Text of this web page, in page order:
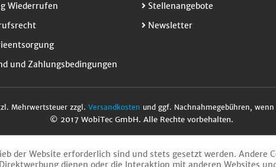
Wiederrufen
und Zahlungsbedingungen
Stellenangebote
Newsletter
Mehrwertsteuer zzgl. Versandkosten und ggf. Nachnahmegebühren,
© 2017 WobiTec GmbH. Alle Rechte vorbehalten.
der Website erforderlich sind und stets gesetzt werden. Andere
dienen oder die Interaktion mit anderen Websites